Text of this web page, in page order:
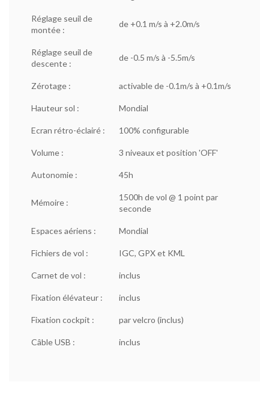
Réglage seuil de
montée :
de +0.1 m/s à +2.0m/s
Réglage seuil de
descente :
de -0.5 m/s à -5.5m/s
Zérotage : activable de -0.1m/s à +0.1m/s
Hauteur sol : Mondial
Ecran rétro-éclairé : 100% configurable
Volume : 3 niveaux et position 'OFF'
Autonomie : 45h
Mémoire :
1500h de vol @ 1 point par
seconde
Espaces aériens : Mondial
Fichiers de vol : IGC, GPX et KML
Carnet de vol : inclus
Fixation élévateur : inclus
Fixation cockpit : par velcro (inclus)
Câble USB : inclus